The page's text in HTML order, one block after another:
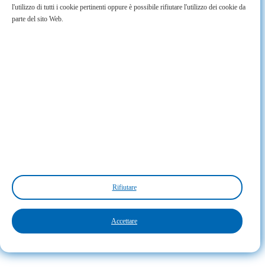
l'utilizzo di tutti i cookie pertinenti oppure è possibile rifiutare l'utilizzo dei cookie da
parte del sito Web.
Rifiutare
Accettare